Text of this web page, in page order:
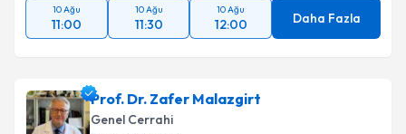
10 Ağu
11:00
10 Ağu
11:30
10 Ağu
12:00 Daha Fazla
Prof. Dr. Zafer Malazgirt
Genel Cerrahi